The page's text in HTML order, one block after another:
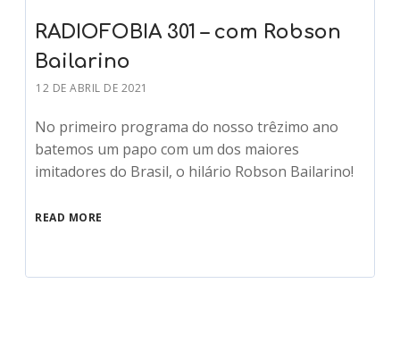
RADIOFOBIA 301 – com Robson
Bailarino
12 DE ABRIL DE 2021
No primeiro programa do nosso trêzimo ano
batemos um papo com um dos maiores
imitadores do Brasil, o hilário Robson Bailarino!
READ MORE